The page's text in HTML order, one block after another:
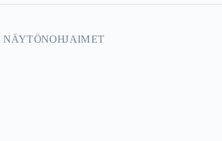
NÄYTÖNOHJAIMET